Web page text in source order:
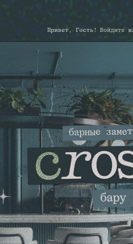
бару
барные
Привет, Гость! Войдите